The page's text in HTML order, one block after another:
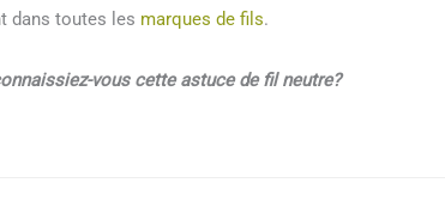
dans toutes les marques de fils.
vous cette astuce de fil neutre?